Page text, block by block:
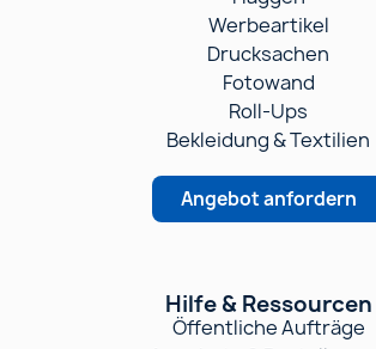
Unsere Produkte
Banner
Flaggen
Werbeartikel
Drucksachen
Fotowand
Roll-Ups
Bekleidung & Textilien